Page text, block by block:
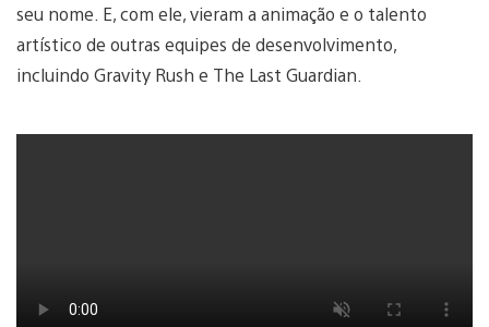
seu nome. E, com ele, vieram a animação e o talento
artístico de outras equipes de desenvolvimento,
incluindo Gravity Rush e The Last Guardian.